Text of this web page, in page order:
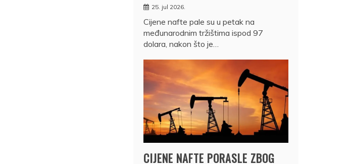
25. jul 2026.
Cijene nafte pale su u petak na
međunarodnim tržištima ispod 97
dolara, nakon što je…
CIJENE NAFTE PORASLE ZBOG